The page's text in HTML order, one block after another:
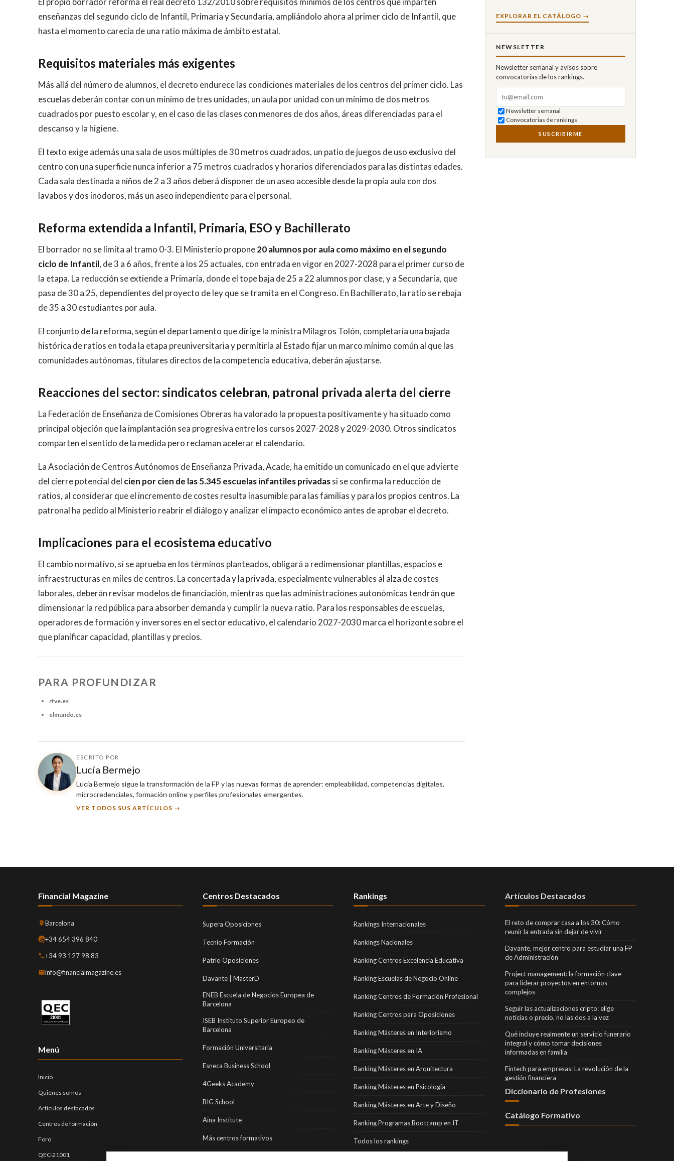
enseñanzas del segundo ciclo de Infantil, Primaria y Secundaria, ampliándolo ahora al primer ciclo de Infantil, que
hasta el momento carecía de una ratio máxima de ámbito estatal.
Requisitos materiales más exigentes
Más allá del número de alumnos, el decreto endurece las condiciones materiales de los centros del primer ciclo. Las
escuelas deberán contar con un mínimo de tres unidades, un aula por unidad con un mínimo de dos metros
cuadrados por puesto escolar y, en el caso de las clases con menores de dos años, áreas diferenciadas para el
descanso y la higiene.
El texto exige además una sala de usos múltiples de 30 metros cuadrados, un patio de juegos de uso exclusivo del
centro con una superficie nunca inferior a 75 metros cuadrados y horarios diferenciados para las distintas edades.
Cada sala destinada a niños de 2 a 3 años deberá disponer de un aseo accesible desde la propia aula con dos
lavabos y dos inodoros, más un aseo independiente para el personal.
Reforma extendida a Infantil, Primaria, ESO y Bachillerato
El borrador no se limita al tramo 0-3. El Ministerio propone20 alumnos por aula como máximo en el segundo
ciclo de Infantil, de 3 a 6 años, frente a los 25 actuales, con entrada en vigor en 2027-2028 para el primer curso de
la etapa. La reducción se extiende a Primaria, donde el tope baja de 25 a 22 alumnos por clase, y a Secundaria, que
pasa de 30 a 25, dependientes del proyecto de ley que se tramita en el Congreso. En Bachillerato, la ratio se rebaja
de 35 a 30 estudiantes por aula.
El conjunto de la reforma, según el departamento que dirige la ministra Milagros Tolón, completaría una bajada
histórica de ratios en toda la etapa preuniversitaria y permitiría al Estado fijar un marco mínimo común al que las
comunidades autónomas, titulares directos de la competencia educativa, deberán ajustarse.
Reacciones del sector: sindicatos celebran, patronal privada alerta del cierre
La Federación de Enseñanza de Comisiones Obreras ha valorado la propuesta positivamente y ha situado como
principal objeción que la implantación sea progresiva entre los cursos 2027-2028 y 2029-2030. Otros sindicatos
comparten el sentido de la medida pero reclaman acelerar el calendario.
La Asociación de Centros Autónomos de Enseñanza Privada, Acade, ha emitido un comunicado en el que advierte
del cierre potencial del cien por cien de las 5.345 escuelas infantiles privadassi se confirma la reducción de
ratios, al considerar que el incremento de costes resulta inasumible para las familias y para los propios centros. La
patronal ha pedido al Ministerio reabrir el diálogo y analizar el impacto económico antes de aprobar el decreto.
Implicaciones para el ecosistema educativo
El cambio normativo, si se aprueba en los términos planteados, obligará a redimensionar plantillas, espacios e
infraestructuras en miles de centros. La concertada y la privada, especialmente vulnerables al alza de costes
laborales, deberán revisar modelos de financiación, mientras que las administraciones autonómicas tendrán que
dimensionar la red pública para absorber demanda y cumplir la nueva ratio. Para los responsables de escuelas,
operadores de formación y inversores en el sector educativo, el calendario 2027-2030 marca el horizonte sobre el
que planificar capacidad, plantillas y precios.
PARA PROFUNDIZAR
rtve.es
elmundo.es
ESCRITO POR
Lucía Bermejo
Lucía Bermejo sigue la transformación de la FP y las nuevas formas de aprender: empleabilidad, competencias digitales,
microcredenciales, formación online y perfiles profesionales emergentes.
VER TODOS SUS ARTÍCULOS →
EXPLORAR EL CATÁLOGO →
NEWSLETTER
Newsletter semanal y avisos sobre
convocatorias de los rankings.
Newsletter semanal
Convocatorias de rankings
SUSCRIBIRME
Financial Magazine
Barcelona
+34 654 396 840
+34 93 127 98 83
info@financialmagazine.es
Menú
Inicio
Quiénes somos
Artículos destacados
Centros de formación
Foro
QEC-21001
Centros Destacados
Supera Oposiciones
Tecnio Formación
Patrio Oposiciones
Davante | MasterD
ENEB Escuela de Negocios Europea de
Barcelona
ISEB Instituto Superior Europeo de
Barcelona
Formación Universitaria
Esneca Business School
4Geeks Academy
BIG School
Aina Institute
Más centros formativos
Rankings
Rankings Internacionales
Rankings Nacionales
Ranking Centros Excelencia Educativa
Ranking Escuelas de Negocio Online
Ranking Centros de Formación Profesional
Ranking Centros para Oposiciones
Ranking Másteres en Interiorismo
Ranking Másteres en IA
Ranking Másteres en Arquitectura
Ranking Másteres en Psicología
Ranking Másteres en Arte y Diseño
Ranking Programas Bootcamp en IT
Todos los rankings
Artículos Destacados
El reto de comprar casa a los 30: Cómo
reunir la entrada sin dejar de vivir
Davante, mejor centro para estudiar una FP
de Administración
Project management: la formación clave
para liderar proyectos en entornos
complejos
Seguir las actualizaciones cripto: elige
noticias o precio, no las dos a la vez
Qué incluye realmente un servicio funerario
integral y cómo tomar decisiones
informadas en familia
Fintech para empresas: La revolución de la
gestión financiera
Diccionario de Profesiones
Catálogo Formativo